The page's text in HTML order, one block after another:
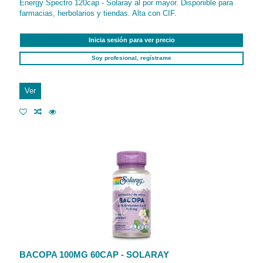
Energy Spectro 120cap - Solaray al por mayor. Disponible para
farmacias, herbolarios y tiendas. Alta con CIF.
Inicia sesión para ver precio
Soy profesional, regístrame
Ver
BACOPA 100MG 60CAP - SOLARAY